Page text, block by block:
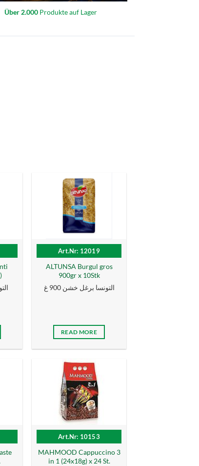
Über 2.000 Produkte auf Lager
Art.Nr: 12019
ALTUNSA Burgul gros
900gr x 10Stk
التونسا برغل خشن 900 غ
READ MORE
Art.Nr: 10153
MAHMOOD Cappuccino 3
in 1 (24x18g) x 24 St.